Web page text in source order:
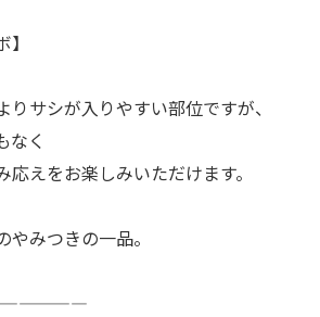
りサシが入りやすい部位ですが、
なく
応えをお楽しみいただけます。
やみつきの一品。